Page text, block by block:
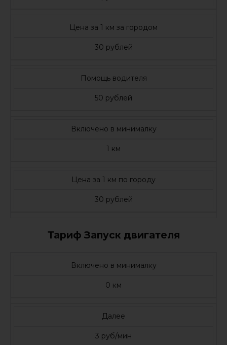
Цена за 1 км за городом
30 рублей
Помощь водителя
50 рублей
Включено в минималку
1 км
Цена за 1 км по городу
30 рублей
Тариф Запуск двигателя
Включено в минималку
0 км
Далее
3 руб/мин